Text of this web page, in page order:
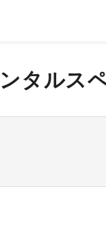
タルス